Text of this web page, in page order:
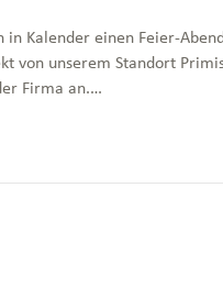
Kalender einen Feier-
unserem Standort
Firma an.…